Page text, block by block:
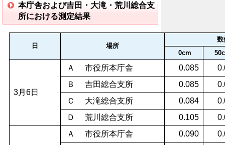
本庁舎および吉田・大滝・荒川総合支
所における測定結果
日 場所
数
0cm
3月6日
Ａ 市役所本庁舎 0.085
Ｂ 吉田総合支所
0.085
Ｃ 大滝総合支所
0.084
Ｄ 荒川総合支所
0.105
Ａ 市役所本庁舎 0.090